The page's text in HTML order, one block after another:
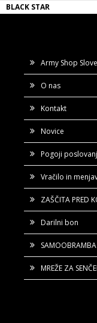
BLACK STAR
Army Shop
O nas
Kontakt
Novice
Pogoji
Vračilo in
ZAŠČITA PRED
Darilni bon
SAMOOBRAMBA
MREŽE ZA